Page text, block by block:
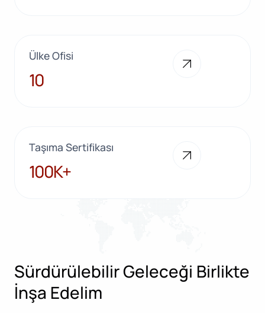
Ülke Ofisi
10
10
Taşıma Sertifikası
100K+
100K+
Sürdürülebilir Geleceği Birlikte
İnşa Edelim